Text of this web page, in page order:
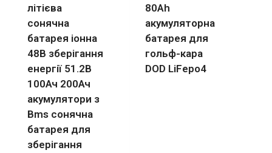
літієва
сонячна
батарея іонна
48В зберігання
енергії 51.2В
100Ач 200Ач
акумулятори з
Bms сонячна
батарея для
зберігання
80Ah
акумуляторна
батарея для
гольф-кара
DOD LiFepo4